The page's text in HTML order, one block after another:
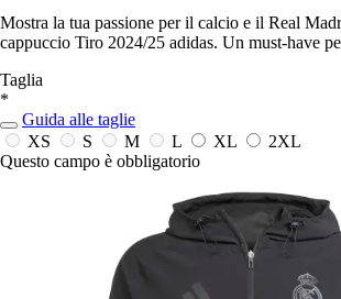
Mostra la tua passione per il calcio e il Real
cappuccio Tiro 2024/25 adidas. Un must-have
Taglia
*
Guida alle taglie
XS
S M L XL
2XL
Questo campo è obbligatorio